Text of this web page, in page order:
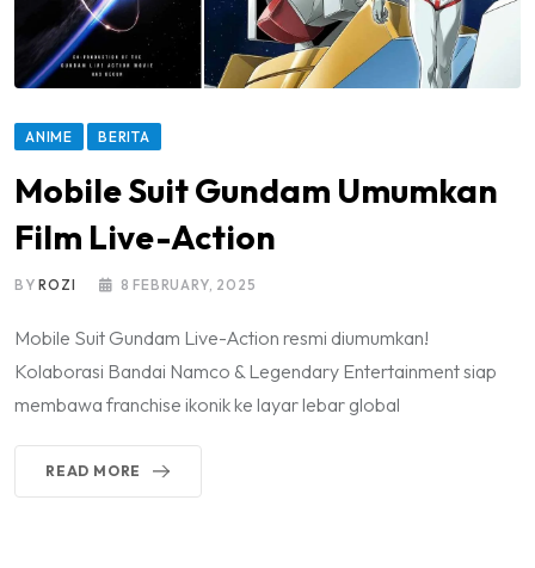
ANIME BERITA
Mobile Suit Gundam Umumkan
Film Live-Action
BYROZI 8 FEBRUARY, 2025
Mobile Suit Gundam Live-Action resmi diumumkan!
Kolaborasi Bandai Namco & Legendary Entertainment siap
membawa franchise ikonik ke layar lebar global
READ MORE